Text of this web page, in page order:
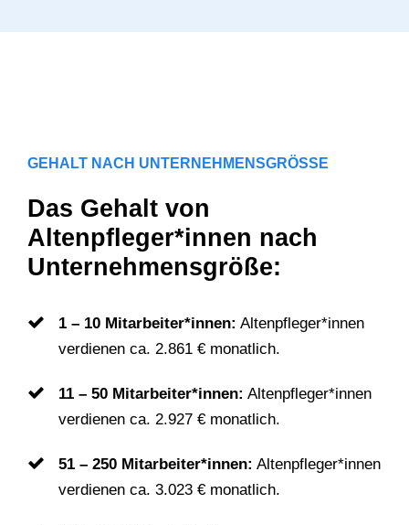
GEHALT NACH UNTERNEHMENSGRÖSSE
Das Gehalt von
Altenpfleger*innen nach
Unternehmensgröße:
1 – 10 Mitarbeiter*innen: Altenpfleger*innen
verdienen ca. 2.861 € monatlich.
11 – 50 Mitarbeiter*innen: Altenpfleger*innen
verdienen ca. 2.927 € monatlich.
51 – 250 Mitarbeiter*innen: Altenpfleger*innen
verdienen ca. 3.023 € monatlich.